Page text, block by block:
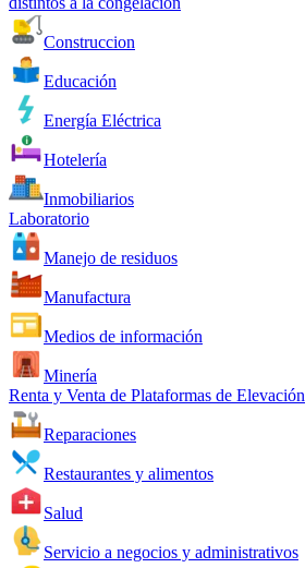
Construccion
Educación
Energía Eléctrica
Hotelería
Inmobiliarios
Laboratorio
Manejo de residuos
Manufactura
Medios de información
Minería
Renta y Venta de Plataformas de Elevación
Reparaciones
Restaurantes y alimentos
Salud
Servicio a negocios y administrativos